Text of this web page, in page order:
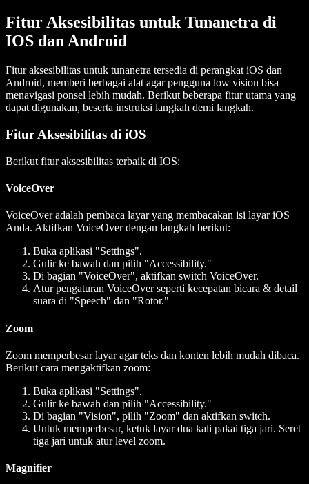
Fitur Aksesibilitas untuk Tunanetra di
IOS dan Android
Fitur aksesibilitas untuk tunanetra tersedia di perangkat iOS dan
Android, memberi berbagai alat agar pengguna low vision bisa
menavigasi ponsel lebih mudah. Berikut beberapa fitur utama yang
dapat digunakan, beserta instruksi langkah demi langkah.
Fitur Aksesibilitas di iOS
Berikut fitur aksesibilitas terbaik di IOS:
VoiceOver
VoiceOver adalah pembaca layar yang membacakan isi layar iOS
Anda. Aktifkan VoiceOver dengan langkah berikut:
Buka aplikasi "Settings".
Gulir ke bawah dan pilih "Accessibility."
Di bagian "VoiceOver", aktifkan switch VoiceOver.
Atur pengaturan VoiceOver seperti kecepatan bicara & detail
suara di "Speech" dan "Rotor."
Zoom
Zoom memperbesar layar agar teks dan konten lebih mudah dibaca.
Berikut cara mengaktifkan zoom:
Buka aplikasi "Settings".
Gulir ke bawah dan pilih "Accessibility."
Di bagian "Vision", pilih "Zoom" dan aktifkan switch.
Untuk memperbesar, ketuk layar dua kali pakai tiga jari. Seret
tiga jari untuk atur level zoom.
Magnifier